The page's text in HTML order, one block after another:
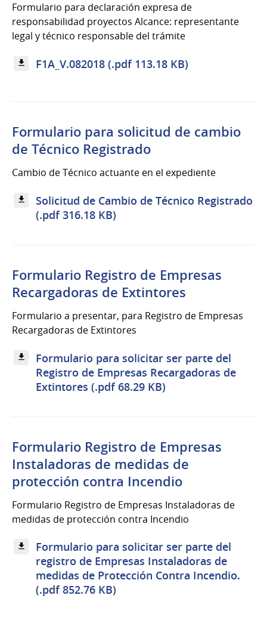
Formulario para declaración expresa de
responsabilidad proyectos Alcance: representante
legal y técnico responsable del trámite
F1A_V.082018 (.pdf 113.18 KB)
Formulario para solicitud de cambio
de Técnico Registrado
Cambio de Técnico actuante en el expediente
Solicitud de Cambio de Técnico Registrado
(.pdf 316.18 KB)
Formulario Registro de Empresas
Recargadoras de Extintores
Formulario a presentar, para Registro de Empresas
Recargadoras de Extintores
Formulario para solicitar ser parte del
Registro de Empresas Recargadoras de
Extintores (.pdf 68.29 KB)
Formulario Registro de Empresas
Instaladoras de medidas de
protección contra Incendio
Formulario Registro de Empresas Instaladoras de
medidas de protección contra Incendio
Formulario para solicitar ser parte del
registro de Empresas Instaladoras de
medidas de Protección Contra Incendio.
(.pdf 852.76 KB)